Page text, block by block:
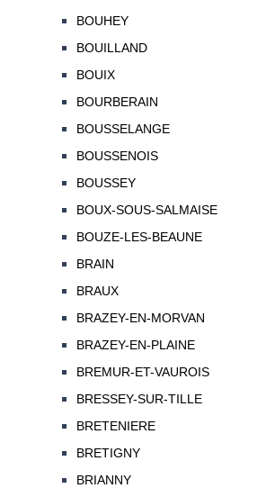
BOUHEY
BOUILLAND
BOUIX
BOURBERAIN
BOUSSELANGE
BOUSSENOIS
BOUSSEY
BOUX-SOUS-SALMAISE
BOUZE-LES-BEAUNE
BRAIN
BRAUX
BRAZEY-EN-MORVAN
BRAZEY-EN-PLAINE
BREMUR-ET-VAUROIS
BRESSEY-SUR-TILLE
BRETENIERE
BRETIGNY
BRIANNY